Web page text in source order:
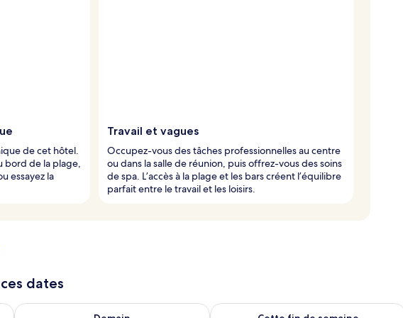
de cet hôtel.
bord de la plage,
essayez la
Travail et vagues
Occupez-vous des tâches professionnelles au centre
ou dans la salle de réunion, puis offrez-vous des soins
de spa. L’accès à la plage et les bars créent l’équilibre
parfait entre le travail et les loisirs.
dates
7 - août 8
Vérifier la disponibilité pour demain août 8 - août 9Vérifier la disponibilité pour cette fin